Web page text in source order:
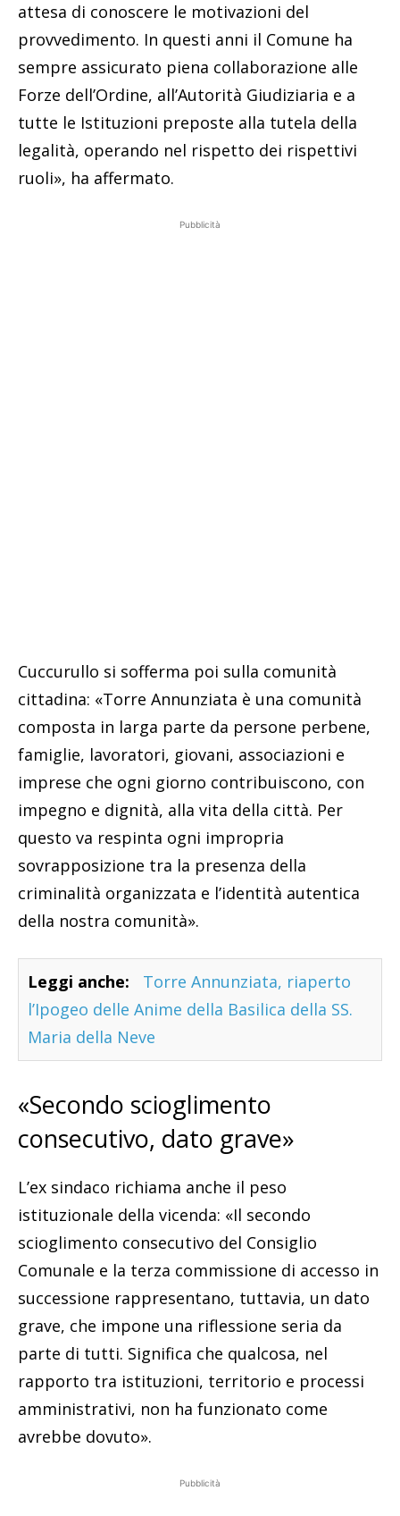
attesa di conoscere le motivazioni del
provvedimento. In questi anni il Comune ha
sempre assicurato piena collaborazione alle
Forze dell’Ordine, all’Autorità Giudiziaria e a
tutte le Istituzioni preposte alla tutela della
legalità, operando nel rispetto dei rispettivi
ruoli», ha affermato.
Pubblicità
Cuccurullo si sofferma poi sulla comunità
cittadina: «Torre Annunziata è una comunità
composta in larga parte da persone perbene,
famiglie, lavoratori, giovani, associazioni e
imprese che ogni giorno contribuiscono, con
impegno e dignità, alla vita della città. Per
questo va respinta ogni impropria
sovrapposizione tra la presenza della
criminalità organizzata e l’identità autentica
della nostra comunità».
Leggi anche:
Torre Annunziata, riaperto
l’Ipogeo delle Anime della Basilica della SS.
Maria della Neve
«Secondo scioglimento
consecutivo, dato grave»
L’ex sindaco richiama anche il peso
istituzionale della vicenda: «Il secondo
scioglimento consecutivo del Consiglio
Comunale e la terza commissione di accesso in
successione rappresentano, tuttavia, un dato
grave, che impone una riflessione seria da
parte di tutti. Significa che qualcosa, nel
rapporto tra istituzioni, territorio e processi
amministrativi, non ha funzionato come
avrebbe dovuto».
Pubblicità